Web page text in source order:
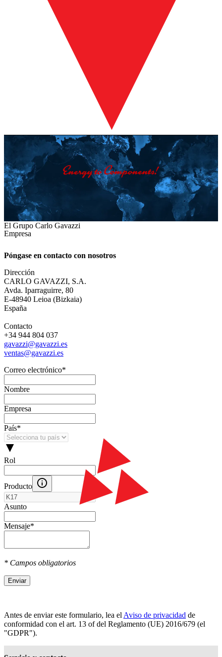
El Grupo Carlo Gavazzi
Empresa
Póngase en contacto con nosotros
Dirección
CARLO GAVAZZI, S.A.
Avda. Iparraguirre, 80
E-48940 Leioa (Bizkaia)
España
Contacto
+34 944 804 037
gavazzi@gavazzi.es
ventas@gavazzi.es
Correo electrónico*
Nombre
Empresa
País*
Rol
Producto
Asunto
Mensaje*
* Campos obligatorios
Enviar
Antes de enviar este formulario, lea elAviso de privacidad de
conformidad con el art. 13 оf del Reglamento (UE) 2016/679 (el
"GDPR").